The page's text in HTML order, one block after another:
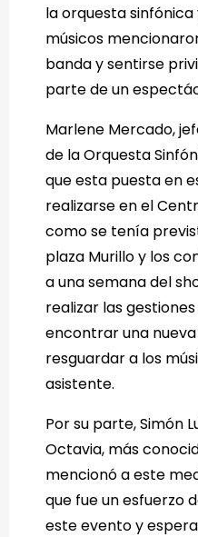
la orquesta
músicos
banda y sentirse
parte de un
Marlene Mercado,
de la Orquesta
que esta puesta en
realizarse en el
como se tenía
plaza Murillo y los
a una semana del
realizar las
encontrar una
resguardar a los
asistente.
Por su parte, Simón
Octavia, más
mencionó a este
que fue un esfuerzo
este evento y